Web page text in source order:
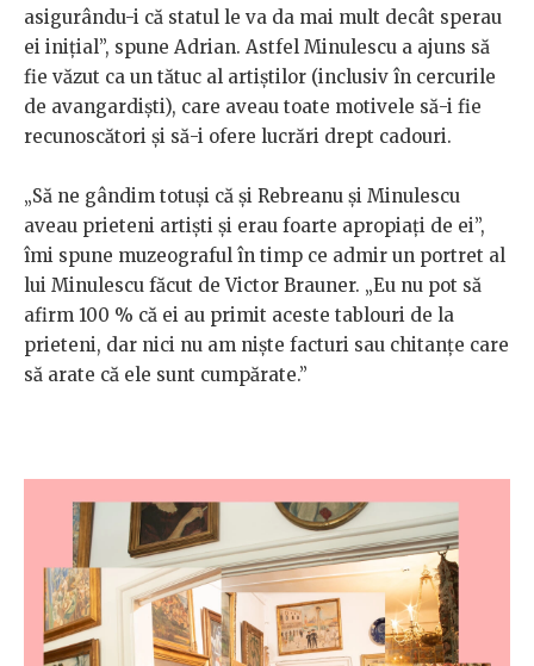
asigurându-i că statul le va da mai mult decât sperau
ei inițial”, spune Adrian. Astfel Minulescu a ajuns să
fie văzut ca un tătuc al artiștilor (inclusiv în cercurile
de avangardiști), care aveau toate motivele să-i fie
recunoscători și să-i ofere lucrări drept cadouri.
„Să ne gândim totuși că și Rebreanu și Minulescu
aveau prieteni artiști și erau foarte apropiați de ei”,
îmi spune muzeograful în timp ce admir un portret al
lui Minulescu făcut de Victor Brauner. „Eu nu pot să
afirm 100 % că ei au primit aceste tablouri de la
prieteni, dar nici nu am niște facturi sau chitanțe care
să arate că ele sunt cumpărate.”